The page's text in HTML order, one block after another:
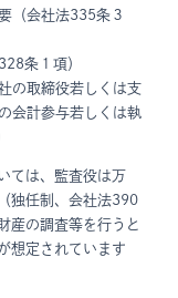
（会社法335条３
条１項）
の取締役若しくは支
会計参与若しくは執
ては、監査役は万
独任制、会社法390
産の調査等を行うと
想定されています